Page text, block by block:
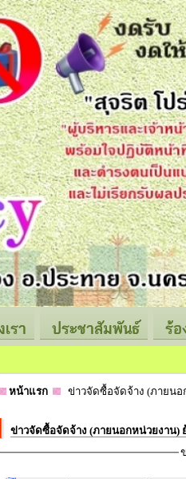
รา ประชาสัมพันธ์ ร้
หน้าแรก ข่าวจัดซื้อจัดจ้าง (ภายน
ข่าวจัดซื้อจัดจ้าง (ภายนอกหน่วยงาน)